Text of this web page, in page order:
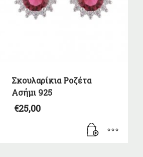
Σκουλαρίκια Ροζέτα
Ασήμι 925
€25,00